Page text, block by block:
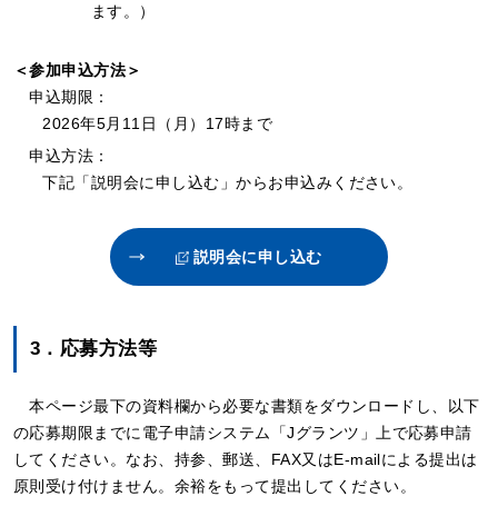
ます。）
＜参加申込方法＞
申込期限：
2026年5月11日（月）17時まで
申込方法：
下記「説明会に申し込む」からお申込みください。
説明会に申し込む
3．応募方法等
本ページ最下の資料欄から必要な書類をダウンロードし、以下
の応募期限までに電子申請システム「Jグランツ」上で応募申請
してください。なお、持参、郵送、FAX又はE-mailによる提出は
原則受け付けません。余裕をもって提出してください。